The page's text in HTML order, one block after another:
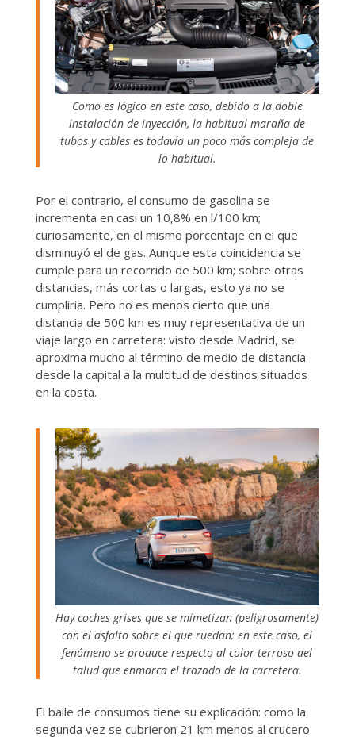
Como es lógico en este caso, debido a la doble
instalación de inyección, la habitual maraña de
tubos y cables es todavía un poco más compleja de
lo habitual.
Por el contrario, el consumo de gasolina se
incrementa en casi un 10,8% en l/100 km;
curiosamente, en el mismo porcentaje en el que
disminuyó el de gas. Aunque esta coincidencia se
cumple para un recorrido de 500 km; sobre otras
distancias, más cortas o largas, esto ya no se
cumpliría. Pero no es menos cierto que una
distancia de 500 km es muy representativa de un
viaje largo en carretera: visto desde Madrid, se
aproxima mucho al término de medio de distancia
desde la capital a la multitud de destinos situados
en la costa.
Hay coches grises que se mimetizan (peligrosamente)
con el asfalto sobre el que ruedan; en este caso, el
fenómeno se produce respecto al color terroso del
talud que enmarca el trazado de la carretera.
El baile de consumos tiene su explicación: como la
segunda vez se cubrieron 21 km menos al crucero